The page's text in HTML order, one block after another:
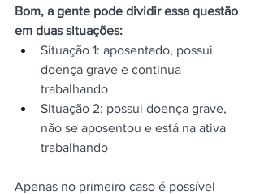
Bom, a gente pode dividir essa questão
em duas situações:
Situação 1: aposentado, possui
doença grave e continua
trabalhando
Situação 2: possui doença grave,
não se aposentou e está na ativa
trabalhando
Apenas no primeiro caso é possível